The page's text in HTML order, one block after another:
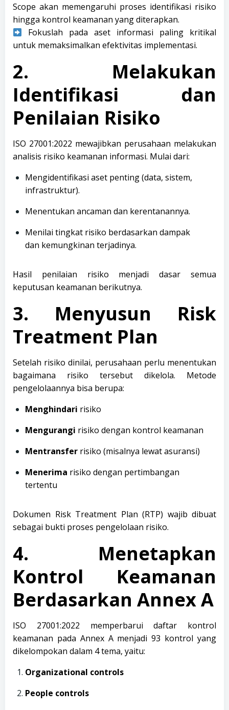
Scope akan memengaruhi proses identifikasi risiko
hingga kontrol keamanan yang diterapkan.
Fokuslah pada aset informasi paling kritikal
untuk memaksimalkan efektivitas implementasi.
2. Melakukan
Identifikasi dan
Penilaian Risiko
ISO 27001:2022 mewajibkan perusahaan melakukan
analisis risiko keamanan informasi. Mulai dari:
Mengidentifikasi aset penting (data, sistem,
infrastruktur).
Menentukan ancaman dan kerentanannya.
Menilai tingkat risiko berdasarkan dampak
dan kemungkinan terjadinya.
Hasil penilaian risiko menjadi dasar semua
keputusan keamanan berikutnya.
3. Menyusun Risk
Treatment Plan
Setelah risiko dinilai, perusahaan perlu menentukan
bagaimana risiko tersebut dikelola. Metode
pengelolaannya bisa berupa:
Menghindari risiko
Mengurangi risiko dengan kontrol keamanan
Mentransfer risiko (misalnya lewat asuransi)
Menerima risiko dengan pertimbangan
tertentu
Dokumen Risk Treatment Plan (RTP) wajib dibuat
sebagai bukti proses pengelolaan risiko.
4. Menetapkan
Kontrol Keamanan
Berdasarkan Annex A
ISO 27001:2022 memperbarui daftar kontrol
keamanan pada Annex A menjadi 93 kontrol yang
dikelompokan dalam 4 tema, yaitu:
Organizational controls
People controls